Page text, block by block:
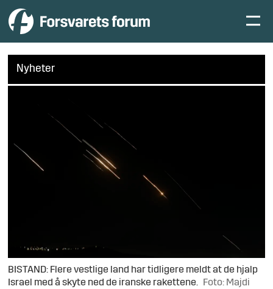
Nyheter
BISTAND: Flere vestlige land har tidligere meldt at de hjalp
Israel med å skyte ned de iranske rakettene.
Foto: Majdi